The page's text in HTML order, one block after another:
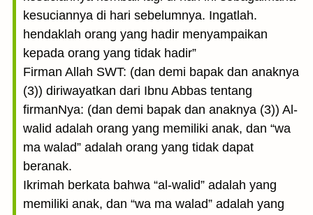
kesuciannya di hari sebelumnya. Ingatlah.
hendaklah orang yang hadir menyampaikan
kepada orang yang tidak hadir”
Firman Allah SWT: (dan demi bapak dan anaknya
(3)) diriwayatkan dari Ibnu Abbas tentang
firmanNya: (dan demi bapak dan anaknya (3)) Al-
walid adalah orang yang memiliki anak, dan “wa
ma walad” adalah orang yang tidak dapat
beranak.
Ikrimah berkata bahwa “al-walid” adalah yang
memiliki anak, dan “wa ma walad” adalah yang